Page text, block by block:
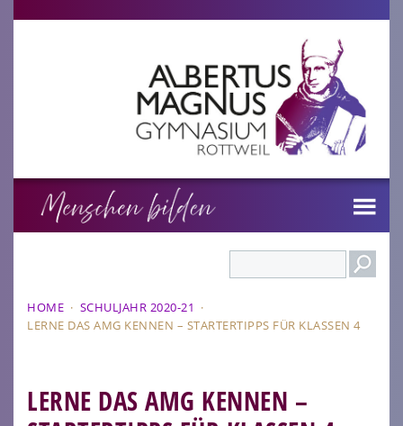
HOME · SCHULJAHR 2020-21 ·
LERNE DAS AMG KENNEN – STARTERTIPPS FÜR KLASSEN 4
LERNE DAS AMG KENNEN –